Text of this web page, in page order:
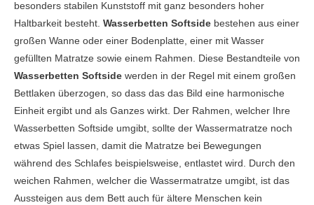
besonders stabilen Kunststoff mit ganz besonders hoher
Haltbarkeit besteht. Wasserbetten Softside bestehen aus einer
großen Wanne oder einer Bodenplatte, einer mit Wasser
gefüllten Matratze sowie einem Rahmen. Diese Bestandteile von
Wasserbetten Softside werden in der Regel mit einem großen
Bettlaken überzogen, so dass das das Bild eine harmonische
Einheit ergibt und als Ganzes wirkt. Der Rahmen, welcher Ihre
Wasserbetten Softside umgibt, sollte der Wassermatratze noch
etwas Spiel lassen, damit die Matratze bei Bewegungen
während des Schlafes beispielsweise, entlastet wird. Durch den
weichen Rahmen, welcher die Wassermatratze umgibt, ist das
Aussteigen aus dem Bett auch für ältere Menschen kein